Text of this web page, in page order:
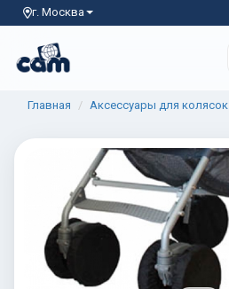
г. Москва
Главная Аксессуары для колясок